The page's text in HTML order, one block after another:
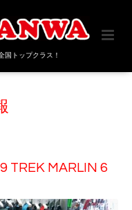
国トップクラス！
TREK MARLIN 6